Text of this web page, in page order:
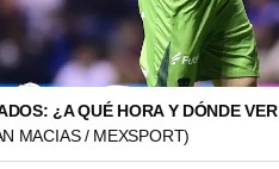
¿A QUÉ HORA Y DÓNDE
MACIAS / MEXSPORT)